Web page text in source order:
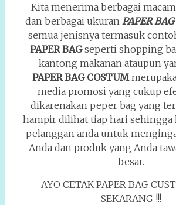
Kita menerima berbagai
dan berbagai ukuran PAPER
semua jenisnya termasuk
PAPER BAGseperti shopping
kantong makanan ataupun
PAPER BAG COSTUM
media promosi yang cukup
dikarenakan peper bag yang
hampir dilihat tiap hari
pelanggan anda untuk
Anda dan produk yang Anda
besar.
AYO CETAK PAPER BAG
SEKARANG !!!